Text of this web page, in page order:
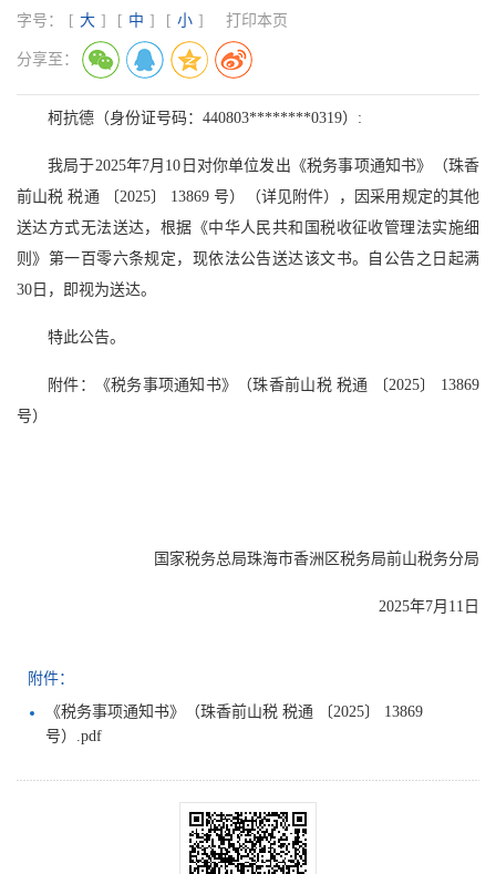
字号：
[ 大 ] [ 中 ] [ 小 ] 打印本页
分享至：
柯抗德（身份证号码：440803********0319）:
我局于2025年7月10日对你单位发出《税务事项通知书》（珠香
前山税 税通 〔2025〕 13869 号）（详见附件），因采用规定的其他
送达方式无法送达，根据《中华人民共和国税收征收管理法实施细
则》第一百零六条规定，现依法公告送达该文书。自公告之日起满
30日，即视为送达。
特此公告。
附件：《税务事项通知书》（珠香前山税 税通 〔2025〕 13869
号）
国家税务总局珠海市香洲区税务局前山税务分局
2025年7月11日
附件：
《税务事项通知书》（珠香前山税 税通 〔2025〕 13869
号）.pdf